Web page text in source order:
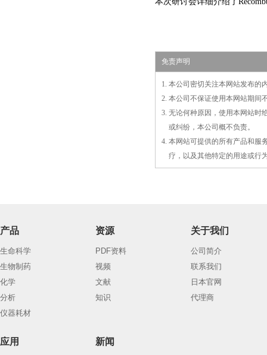
免责声明
1. 本公司密切关注本网站发布的
2. 本公司不保证使用本网站期间
3. 无论何种原因，使用本网站时
或纠纷，本公司概不负责。
4. 本网站可提供的所有产品和服
疗，以及其他特定的用途或行
产品
生命科学
生物制药
化学
分析
仪器耗材
资源
PDF资料
视频
文献
知识
关于我们
公司简介
联系我们
日本官网
代理商
应用 新闻